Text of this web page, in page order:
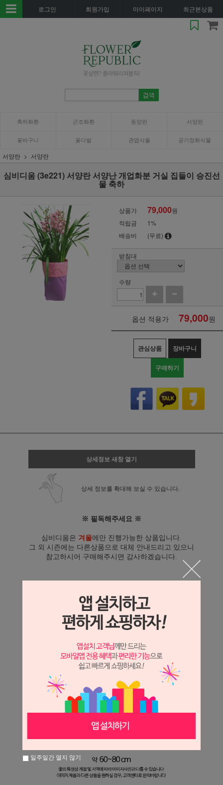
로그인 회원가입 마이페이지 최근본상품
축하화환 근조화환 동양란 서양란
꽃바구니 꽃다발 관엽식물 공기정화식물
서양란 서양란
심비디움 (3e221) 서양란 서양난 개업화분 거실 집들이 승진선
물 축하
상품가 79,000원
적립금
1%
배송비
(무료)
받침대
수량
옵션 적용가 79,000원
관심상품 장바구니
구매하기
상세정보 새창 열기
상세 정보를 확대해 보실 수 있습니다.
※ 필독해주세요 ※
심비디움은 겨울에만 진행가능한 상품입니다.
그 외 시즌에는 다른상품으로 대체 안내드리고 있으니
참고하시어 구매해주시면 감사하겠습니다.
일주일간 열지 않기